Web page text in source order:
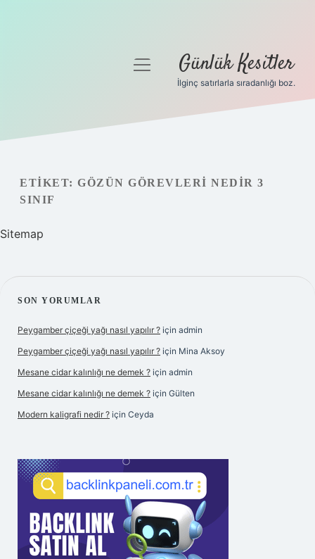
Hakkımızda
menüyü
Günlük Kesitler
İlginç satırlarla sıradanlığı boz.
ETIKET: GÖZÜN GÖREVLERI NEDIR 3
SINIF
Sitemap
SIDEBAR
SON YORUMLAR
Peygamber çiçeği yağı nasıl yapılır ? için admin
Peygamber çiçeği yağı nasıl yapılır ? için Mina Aksoy
Mesane cidar kalınlığı ne demek ? için admin
Mesane cidar kalınlığı ne demek ? için Gülten
Modern kaligrafi nedir ? için Ceyda